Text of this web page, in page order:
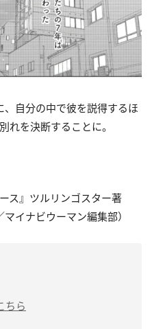
自分の中で彼を説得するほ
れを決断することに。
ス』ツルリンゴスター著
マイナビウーマン編集部）
ちら